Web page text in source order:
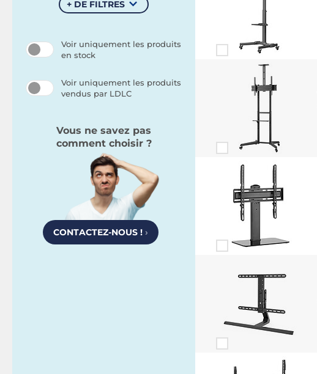
+ DE FILTRES
Voir uniquement les produits
en stock
Voir uniquement les produits
vendus par LDLC
Vous ne savez pas
comment choisir ?
CONTACTEZ-NOUS ! ›